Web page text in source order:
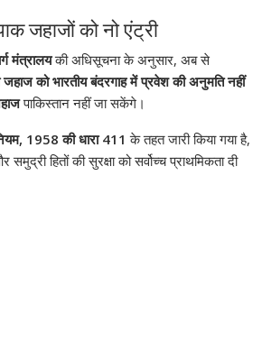
जहाजों को नो एंट्री
मंत्रालयकी अधिसूचना के अनुसार, अब से
जहाज को भारतीय बंदरगाह में प्रवेश की अनुमति नहीं
पाकिस्तान नहीं जा सकेंगे।
1958 की धारा 411 के तहत जारी किया गया है,
समुद्री हितों की सुरक्षा को सर्वोच्च प्राथमिकता दी